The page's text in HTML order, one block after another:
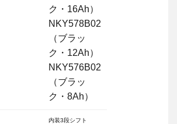
ク・16Ah）
NKY578B02
（ブラッ
ク・12Ah）
NKY576B02
（ブラッ
ク・8Ah）
内装3段シフト